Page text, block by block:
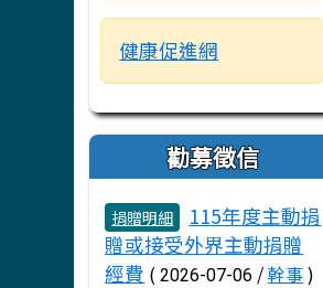
健康促進網
勸募徵信
文章列表
捐贈明細
115年度主動捐
贈或接受外界主動捐贈
經費 ( 2026-07-06 /幹事)